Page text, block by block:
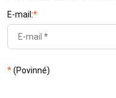
E-mail:*
*(Povinné)